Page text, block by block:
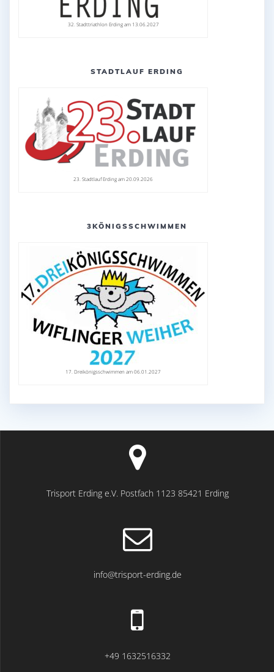
32. Stadttriathlon Erding am 13.06.2027
STADTLAUF ERDING
23. Stadtlauf Erding am 20.09.2026
3KÖNIGSSCHWIMMEN
17. Dreikönigsschwimmen am 06.01.2027
Trisport Erding e.V. Postfach 1123 85421 Erding
info@trisport-erding.de
+49 1632516332